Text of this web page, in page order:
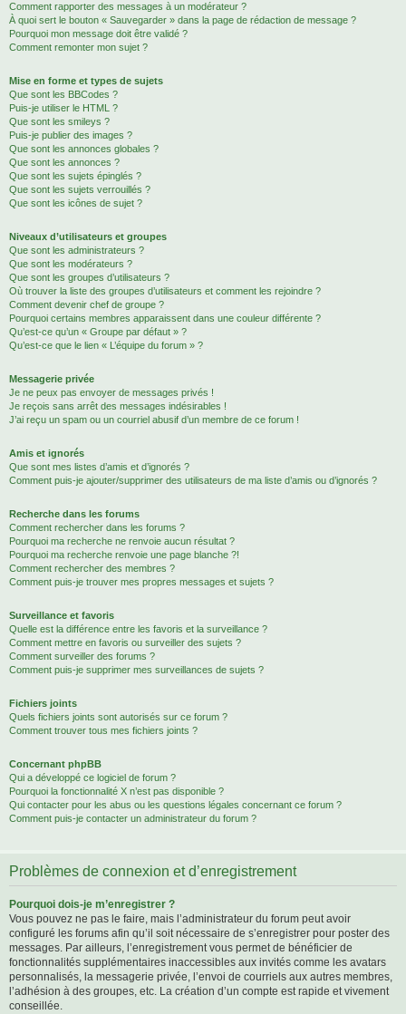
Comment rapporter des messages à un modérateur ?
À quoi sert le bouton « Sauvegarder » dans la page de rédaction de message ?
Pourquoi mon message doit être validé ?
Comment remonter mon sujet ?
Mise en forme et types de sujets
Que sont les BBCodes ?
Puis-je utiliser le HTML ?
Que sont les smileys ?
Puis-je publier des images ?
Que sont les annonces globales ?
Que sont les annonces ?
Que sont les sujets épinglés ?
Que sont les sujets verrouillés ?
Que sont les icônes de sujet ?
Niveaux d’utilisateurs et groupes
Que sont les administrateurs ?
Que sont les modérateurs ?
Que sont les groupes d’utilisateurs ?
Où trouver la liste des groupes d’utilisateurs et comment les rejoindre ?
Comment devenir chef de groupe ?
Pourquoi certains membres apparaissent dans une couleur différente ?
Qu’est-ce qu’un « Groupe par défaut » ?
Qu’est-ce que le lien « L’équipe du forum » ?
Messagerie privée
Je ne peux pas envoyer de messages privés !
Je reçois sans arrêt des messages indésirables !
J’ai reçu un spam ou un courriel abusif d’un membre de ce forum !
Amis et ignorés
Que sont mes listes d’amis et d’ignorés ?
Comment puis-je ajouter/supprimer des utilisateurs de ma liste d’amis ou d’ignorés ?
Recherche dans les forums
Comment rechercher dans les forums ?
Pourquoi ma recherche ne renvoie aucun résultat ?
Pourquoi ma recherche renvoie une page blanche ?!
Comment rechercher des membres ?
Comment puis-je trouver mes propres messages et sujets ?
Surveillance et favoris
Quelle est la différence entre les favoris et la surveillance ?
Comment mettre en favoris ou surveiller des sujets ?
Comment surveiller des forums ?
Comment puis-je supprimer mes surveillances de sujets ?
Fichiers joints
Quels fichiers joints sont autorisés sur ce forum ?
Comment trouver tous mes fichiers joints ?
Concernant phpBB
Qui a développé ce logiciel de forum ?
Pourquoi la fonctionnalité X n’est pas disponible ?
Qui contacter pour les abus ou les questions légales concernant ce forum ?
Comment puis-je contacter un administrateur du forum ?
Problèmes de connexion et d’enregistrement
Pourquoi dois-je m’enregistrer ?
Vous pouvez ne pas le faire, mais l’administrateur du forum peut avoir
configuré les forums afin qu’il soit nécessaire de s’enregistrer pour poster des
messages. Par ailleurs, l’enregistrement vous permet de bénéficier de
fonctionnalités supplémentaires inaccessibles aux invités comme les avatars
personnalisés, la messagerie privée, l’envoi de courriels aux autres membres,
l’adhésion à des groupes, etc. La création d’un compte est rapide et vivement
conseillée.